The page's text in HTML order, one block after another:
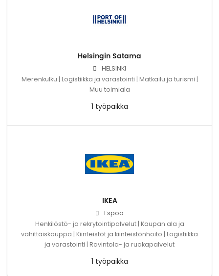
Helsingin Satama
HELSINKI
Merenkulku | Logistiikka ja varastointi | Matkailu ja turismi |
Muu toimiala
1 työpaikka
IKEA
Espoo
Henkilöstö- ja rekrytointipalvelut | Kaupan ala ja
vähittäiskauppa | Kiinteistöt ja kiinteistönhoito | Logistiikka
ja varastointi | Ravintola- ja ruokapalvelut
1 työpaikka